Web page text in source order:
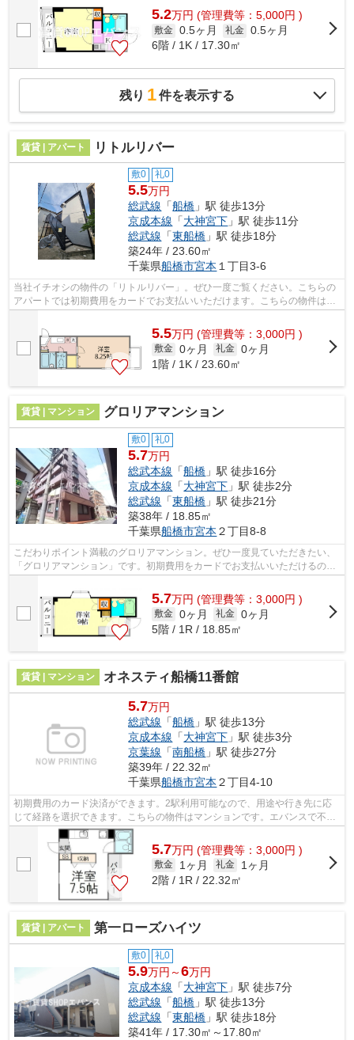
5.2万円 (管理費等：5,000円 )
敷金 0.5ヶ月 礼金 0.5ヶ月
6階 / 1K / 17.30㎡
残り 1件を表示する
賃貸 | アパート リトルリバー
敷0 礼0
5.5万円
総武線 「船橋 」駅 徒歩13分
京成本線 「大神宮下 」駅 徒歩11分
総武線 「東船橋 」駅 徒歩18分
築24年 / 23.60㎡
千葉県船橋市宮本 １丁目3-6
当社イチオシの物件の「リトルリバー」。ぜひ一度ご覧ください。こちらの
アパートでは初期費用をカードでお支払いいただけます。こちらの物件はア
5.5万円 (管理費等：3,000円 )
敷金 0ヶ月 礼金 0ヶ月
1階 / 1K / 23.60㎡
賃貸 | マンション グロリアマンション
敷0 礼0
5.7万円
総武本線 「船橋 」駅 徒歩16分
京成本線 「大神宮下 」駅 徒歩2分
総武線 「東船橋 」駅 徒歩21分
築38年 / 18.85㎡
千葉県船橋市宮本 ２丁目8-8
こだわりポイント満載のグロリアマンション。ぜひ一度見ていただきたい、
「グロリアマンション」です。初期費用をカードでお支払いいただけるの
5.7万円 (管理費等：3,000円 )
敷金 0ヶ月 礼金 0ヶ月
5階 / 1R / 18.85㎡
賃貸 | マンション オネスティ船橋11番館
5.7万円
総武線 「船橋 」駅 徒歩13分
京成本線 「大神宮下 」駅 徒歩3分
京葉線 「南船橋 」駅 徒歩27分
築39年 / 22.32㎡
千葉県船橋市宮本 ２丁目4-10
初期費用のカード決済ができます。2駅利用可能なので、用途や行き先に応
じて経路を選択できます。こちらの物件はマンションです。エバンスで不動
産物件をお求めなら、船橋市をご紹介致...
5.7万円 (管理費等：3,000円 )
敷金 1ヶ月 礼金
1ヶ月
2階 / 1R / 22.32㎡
賃貸 | アパート 第一ローズハイツ
敷0 礼0
5.9万円～6万円
京成本線 「大神宮下 」駅 徒歩7分
総武線 「船橋 」駅 徒歩13分
総武線 「東船橋 」駅 徒歩18分
築41年 / 17.30㎡～17.80㎡